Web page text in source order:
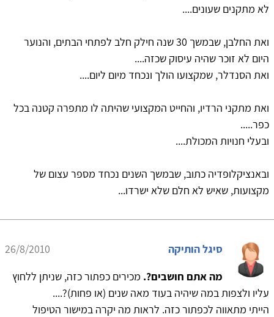
לא מתקנים שעונים....
ואת החלבן, שבמשך 30 שנה חילק חלב לפתחי הבתים, והנוער
היום לא זוכר שהיה עיסוק שכזה....
ואת הסנדלר, שמקצועו הולך ונכחד מיום ליום....
ואת מתקני הרדיו, והחייט המקצועי שהיתה לו מתפרה קטנה בכל
כפר.....
ובעלי חנויות המכולת....
ובאנציקלופדיה כתוב, שבמשך השנים נכחד מספר עצום של
מקצועות, שאיש לא חלם שלא ישרדו...
סיגל הותיקה
26/8/2010
מה אתם חושבים?. מכירים כפתור כזה, שניתן ללחוץ
עליו ולצפות במה שיהיה בעוד מאה שנים (או פחות)?....
הייתי מתאווה לכפתור כזה. לראות מה יקרה במישור הטיפול